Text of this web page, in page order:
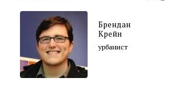
Брендан
Крейн
урбанист